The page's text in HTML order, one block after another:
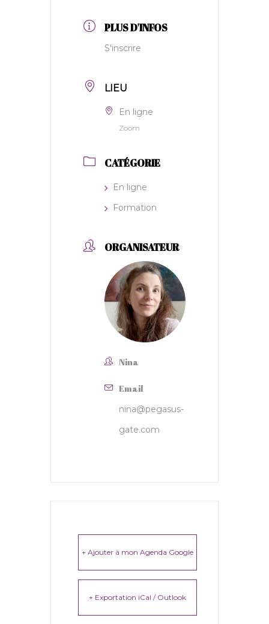
PLUS D'INFOS
S'inscrire
LIEU
En ligne
Zoom
CATÉGORIE
En ligne
Formation
ORGANISATEUR
Nina
Email
nina@pegasus-
gate.com
+ Ajouter à mon Agenda Google
+ Exportation iCal / Outlook